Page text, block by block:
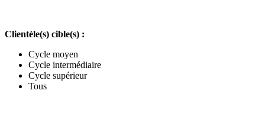
Clientèle(s) cible(s) :
Cycle moyen
Cycle intermédiaire
Cycle supérieur
Tous